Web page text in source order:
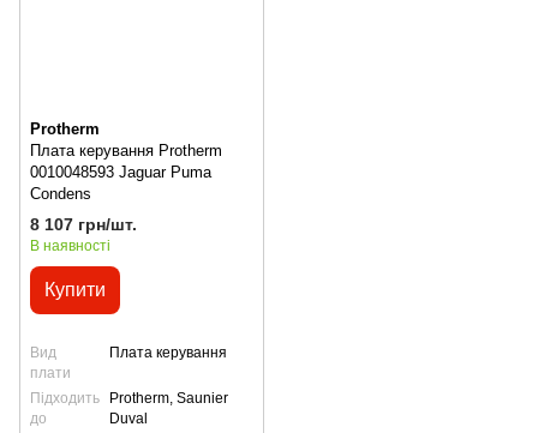
Protherm
Плата керування Protherm
0010048593 Jaguar Puma
Condens
8 107 грн/шт.
В наявності
Купити
Вид
плати
Плата керування
Підходить
до
Protherm, Saunier
Duval